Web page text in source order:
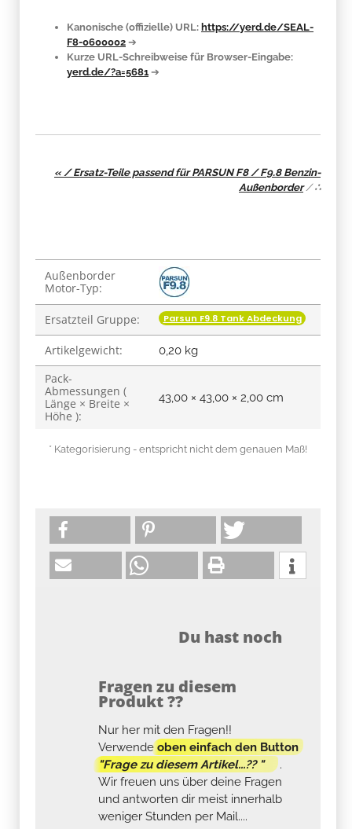
Kanonische (offizielle) URL: https://yerd.de/SEAL-
F8-0600002 ➔
Kurze URL-Schreibweise für Browser-Eingabe:
yerd.de/?a=5681 ➔
« / Ersatz-Teile passend für PARSUN F8 / F9.8 Benzin-
Außenborder/∴
Produkteigenschaft
Wert
Außenborder
Motor-Typ:
Ersatzteil Gruppe: Parsun F9.8 Tank Abdeckung
Artikelgewicht: 0,20 kg
Pack-
Abmessungen (
Länge × Breite ×
Höhe ):
43,00 × 43,00 × 2,00 cm
* Kategorisierung - entspricht nicht dem genauen Maß!
Du hast noch
Fragen zu diesem
Produkt ??
Nur her mit den Fragen!!
Verwendeoben einfach den Button
"Frage zu diesem Artikel...?? "
.
Wir freuen uns über deine Fragen
und antworten dir meist innerhalb
weniger Stunden per Mail....